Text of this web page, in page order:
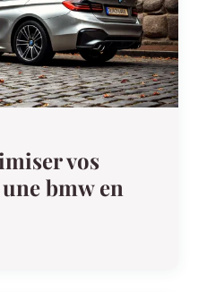
vos
bmw en